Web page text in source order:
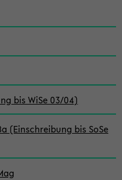
bis WiSe 03/04)
(Einschreibung bis SoSe